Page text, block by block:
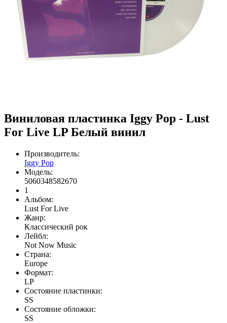
Виниловая пластинка Iggy Pop - Lust
For Live LP Белый винил
Производитель:
Iggy Pop
Модель:
5060348582670
1
Альбом:
Lust For Live
Жанр:
Классический рок
Лейбл:
Not Now Music
Страна:
Europe
Формат:
LP
Состояние пластинки:
SS
Состояние обложки:
SS